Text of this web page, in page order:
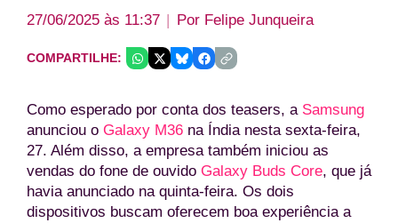
27/06/2025 às 11:37 Por Felipe Junqueira
COMPARTILHE:
Como esperado por conta dos teasers, a Samsung
anunciou o Galaxy M36 na Índia nesta sexta-feira,
27. Além disso, a empresa também iniciou as
vendas do fone de ouvido Galaxy Buds Core, que já
havia anunciado na quinta-feira. Os dois
dispositivos buscam oferecem boa experiência a